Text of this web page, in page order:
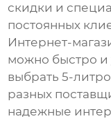
скидки и
постоянных
Интернет-
можно быстро и
выбрать5-
разных
надежные